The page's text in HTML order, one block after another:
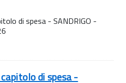
di spesa - SANDRIGO -
di spesa -